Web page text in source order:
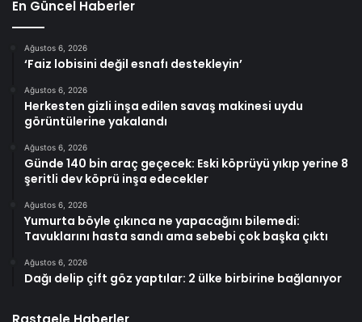
En Güncel Haberler
Ağustos 6, 2026
‘Faiz lobisini değil esnafı destekleyin’
Ağustos 6, 2026
Herkesten gizli inşa edilen savaş makinesi uydu
görüntülerine yakalandı
Ağustos 6, 2026
Günde 140 bin araç geçecek: Eski köprüyü yıkıp yerine 8
şeritli dev köprü inşa edecekler
Ağustos 6, 2026
Yumurta böyle çıkınca ne yapacağını bilemedi:
Tavuklarını hasta sandı ama sebebi çok başka çıktı
Ağustos 6, 2026
Dağı delip çift göz yaptılar: 2 ülke birbirine bağlanıyor